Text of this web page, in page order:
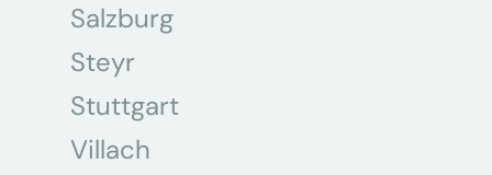
Salzburg
Steyr
Stuttgart
Villach